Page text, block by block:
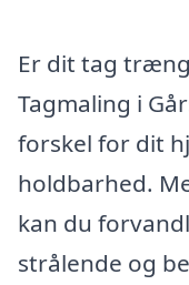
Er dit tag
Tagmaling i
forskel for dit
holdbarhed.
kan du
strålende og